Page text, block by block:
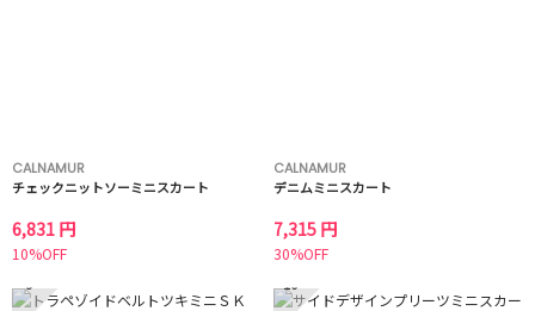
CALNAMUR
チェックニットソーミニスカート
6,831 円
10%OFF
CALNAMUR
デニムミニスカート
7,315 円
30%OFF
9 10